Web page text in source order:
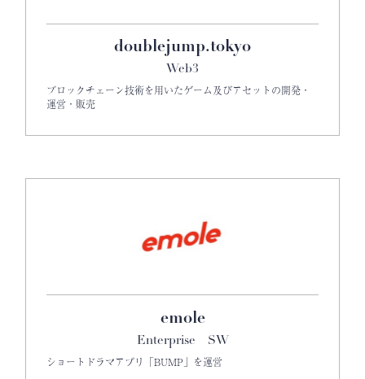
doublejump.tokyo
Web3
ブロックチェーン技術を用いたゲーム及びアセットの開発・
運営・販売
emole
Enterprise SW
ショートドラマアプリ「BUMP」を運営